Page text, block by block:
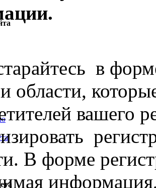
в
области,
вашего
В форме